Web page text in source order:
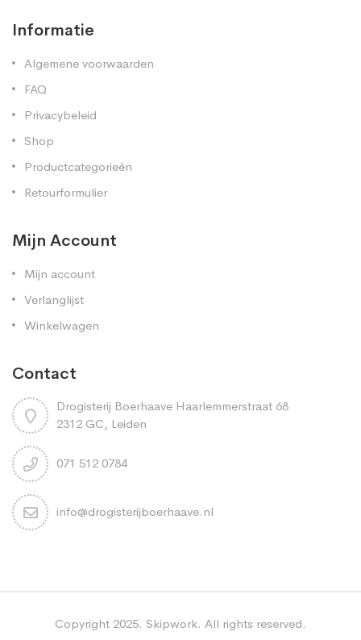
Informatie
Algemene voorwaarden
FAQ
Privacybeleid
Shop
Productcategorieën
Retourformulier
Mijn Account
Mijn account
Verlanglijst
Winkelwagen
Contact
Drogisterij Boerhaave Haarlemmerstraat 68
2312 GC, Leiden
071 512 0784
info@drogisterijboerhaave.nl
Copyright 2025. Skipwork. All rights reserved.